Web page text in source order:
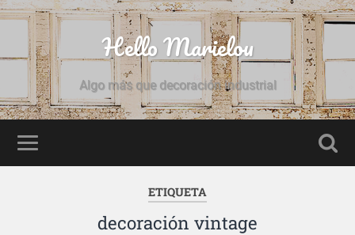
Hello Marielou
Algo más que decoración industrial
ETIQUETA
decoración vintage